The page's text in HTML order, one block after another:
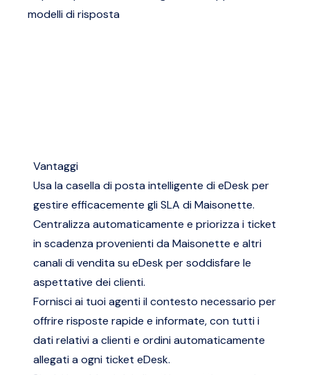
modelli di risposta
Vantaggi
Usa la casella di posta intelligente di eDesk per
gestire efficacemente gli SLA di Maisonette.
Centralizza automaticamente e priorizza i ticket
in scadenza provenienti da Maisonette e altri
canali di vendita su eDesk per soddisfare le
aspettative dei clienti.
Fornisci ai tuoi agenti il contesto necessario per
offrire risposte rapide e informate, con tutti i
dati relativi a clienti e ordini automaticamente
allegati a ogni ticket eDesk.